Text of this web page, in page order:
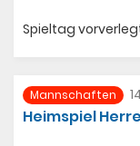
Spieltag
Mannschaften
Heimspiel